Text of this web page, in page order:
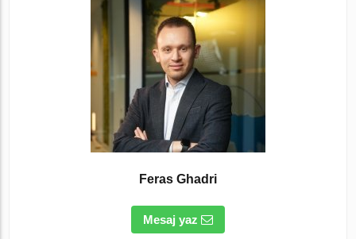
Feras Ghadri
Mesaj yaz